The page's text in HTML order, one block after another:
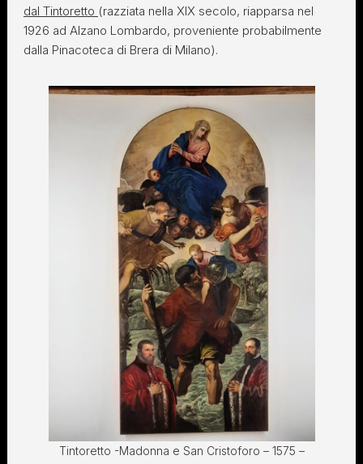
dal Tintoretto (razziata nella XIX secolo, riapparsa nel
1926 ad Alzano Lombardo, proveniente probabilmente
dalla Pinacoteca di Brera di Milano).
Tintoretto -Madonna e San Cristoforo – 1575 –